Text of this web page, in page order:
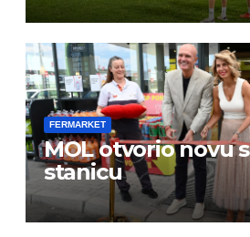
FERMARKET
MOL otvorio novu
stanicu